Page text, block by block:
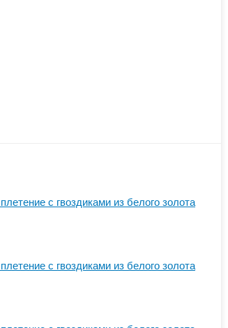
с гвоздиками из белого золота
с гвоздиками из белого золота